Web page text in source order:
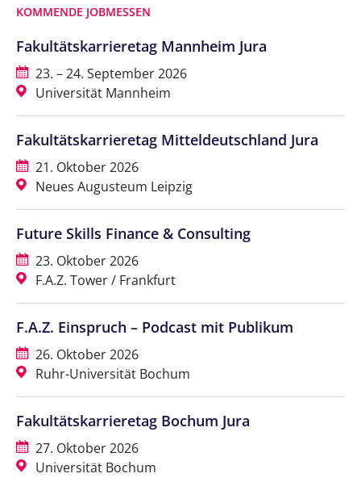
KOMMENDE JOBMESSEN
Fakultätskarrieretag Mannheim Jura
23. – 24. September 2026
Universität Mannheim
Fakultätskarrieretag Mitteldeutschland Jura
21. Oktober 2026
Neues Augusteum Leipzig
Future Skills Finance & Consulting
23. Oktober 2026
F.A.Z. Tower / Frankfurt
F.A.Z. Einspruch – Podcast mit Publikum
26. Oktober 2026
Ruhr-Universität Bochum
Fakultätskarrieretag Bochum Jura
27. Oktober 2026
Universität Bochum